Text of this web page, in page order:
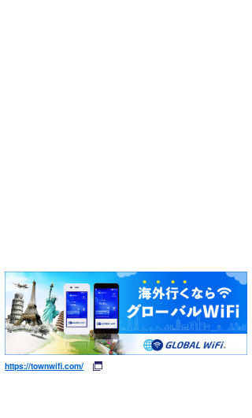
https://townwifi.com/